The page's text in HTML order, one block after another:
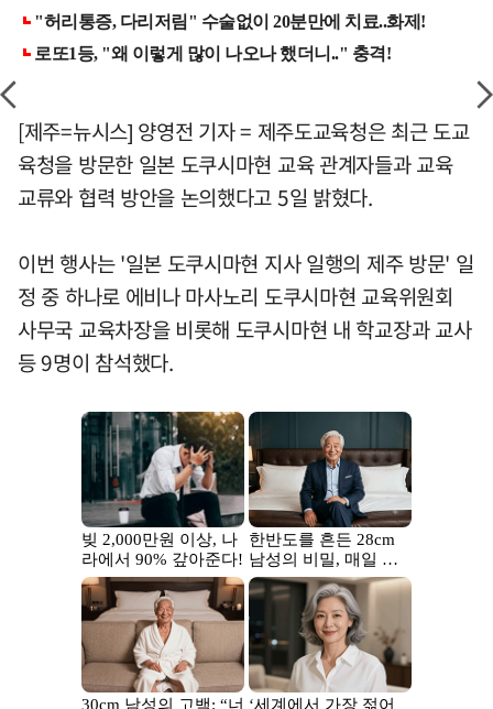
[제주=뉴시스] 양영전 기자 = 제주도교육청은 최근 도교
육청을 방문한 일본 도쿠시마현 교육 관계자들과 교육
교류와 협력 방안을 논의했다고 5일 밝혔다.
이번 행사는 '일본 도쿠시마현 지사 일행의 제주 방문' 일
정 중 하나로 에비나 마사노리 도쿠시마현 교육위원회
사무국 교육차장을 비롯해 도쿠시마현 내 학교장과 교사
등 9명이 참석했다.